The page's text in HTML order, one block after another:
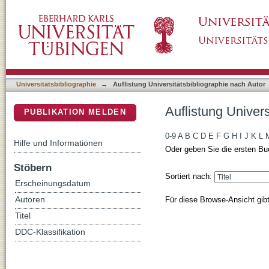
Universitätsbibliographie → Auflistung Universitätsbibliographie nach Autor
Auflistung
0-9 A B C D E F G H J K L
Oder geben Sie die ersten
Sortiert nach:
Für diese Browse-Ansicht
PUBLIKATION MELDEN
Hilfe und Informationen
Stöbern
Erscheinungsdatum
Autoren
Titel
DDC-Klassifikation